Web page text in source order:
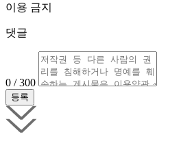
이용 금지
댓글
0 / 300